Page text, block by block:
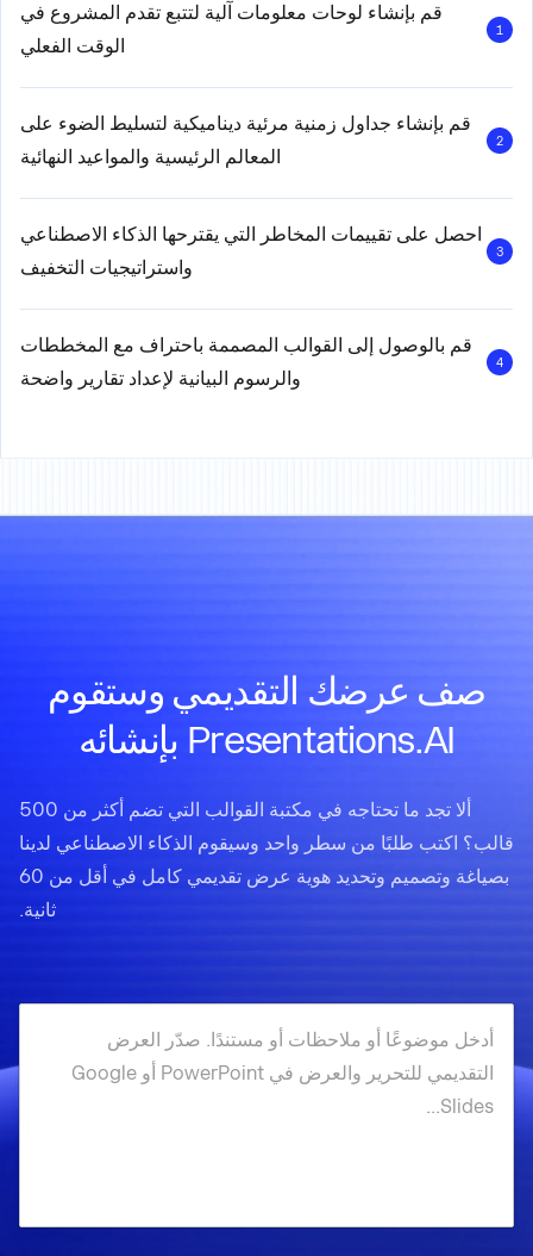
1
قم بإنشاء لوحات معلومات آلية لتتبع تقدم المشروع في
الوقت الفعلي
2
قم بإنشاء جداول زمنية مرئية ديناميكية لتسليط الضوء على
المعالم الرئيسية والمواعيد النهائية
3
احصل على تقييمات المخاطر التي يقترحها الذكاء الاصطناعي
واستراتيجيات التخفيف
4
قم بالوصول إلى القوالب المصممة باحتراف مع المخططات
والرسوم البيانية لإعداد تقارير واضحة
صف عرضك التقديمي وستقوم
Presentations.AI بإنشائه
ألا تجد ما تحتاجه في مكتبة القوالب التي تضم أكثر من 500
قالب؟ اكتب طلبًا من سطر واحد وسيقوم الذكاء الاصطناعي لدينا
بصياغة وتصميم وتحديد هوية عرض تقديمي كامل في أقل من 60
ثانية.